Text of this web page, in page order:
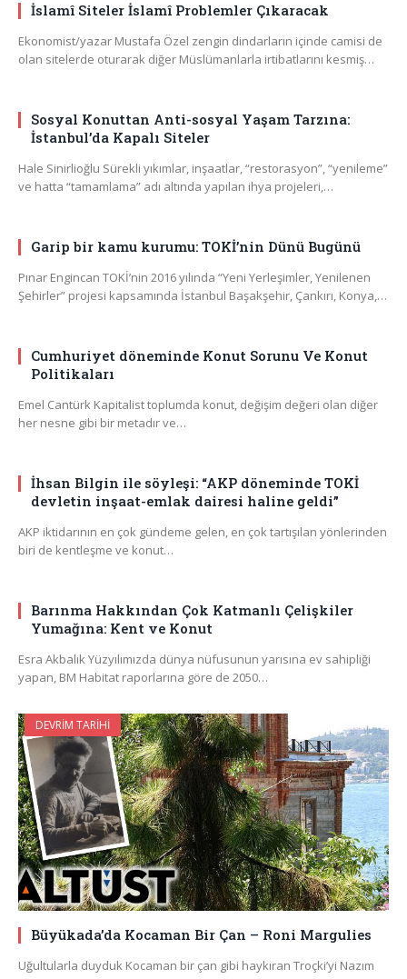
İslamî Siteler İslamî Problemler Çıkaracak
Ekonomist/yazar Mustafa Özel zengin dindarların içinde camisi de
olan sitelerde oturarak diğer Müslümanlarla irtibatlarını kesmiş…
Sosyal Konuttan Anti-sosyal Yaşam Tarzına:
İstanbul’da Kapalı Siteler
Hale Sinirlioğlu Sürekli yıkımlar, inşaatlar, “restorasyon”, “yenileme”
ve hatta “tamamlama” adı altında yapılan ihya projeleri,…
Garip bir kamu kurumu: TOKİ’nin Dünü Bugünü
Pınar Engincan TOKİ’nin 2016 yılında “Yeni Yerleşimler, Yenilenen
Şehirler” projesi kapsamında İstanbul Başakşehir, Çankırı, Konya,…
Cumhuriyet döneminde Konut Sorunu Ve Konut
Politikaları
Emel Cantürk Kapitalist toplumda konut, değişim değeri olan diğer
her nesne gibi bir metadır ve…
İhsan Bilgin ile söyleşi: “AKP döneminde TOKİ
devletin inşaat-emlak dairesi haline geldi”
AKP iktidarının en çok gündeme gelen, en çok tartışılan yönlerinden
biri de kentleşme ve konut…
Barınma Hakkından Çok Katmanlı Çelişkiler
Yumağına: Kent ve Konut
Esra Akbalık Yüzyılımızda dünya nüfusunun yarısına ev sahipliği
yapan, BM Habitat raporlarına göre de 2050…
DEVRIM TARIHI
Büyükada’da Kocaman Bir Çan – Roni Margulies
Uğultularla duyduk Kocaman bir çan gibi haykıran Troçki’yi Nazım